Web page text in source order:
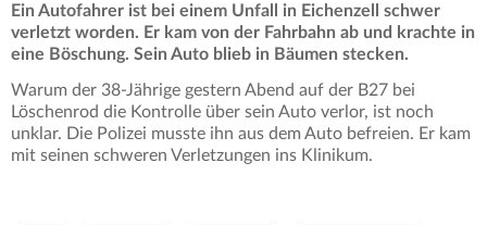
Ein Autofahrer ist bei einem Unfall in Eichenzell schwer
verletzt worden. Er kam von der Fahrbahn ab und krachte in
eine Böschung. Sein Auto blieb in Bäumen stecken.
Warum der 38-Jährige gestern Abend auf der B27 bei
Löschenrod die Kontrolle über sein Auto verlor, ist noch
unklar. Die Polizei musste ihn aus dem Auto befreien. Er kam
mit seinen schweren Verletzungen ins Klinikum.